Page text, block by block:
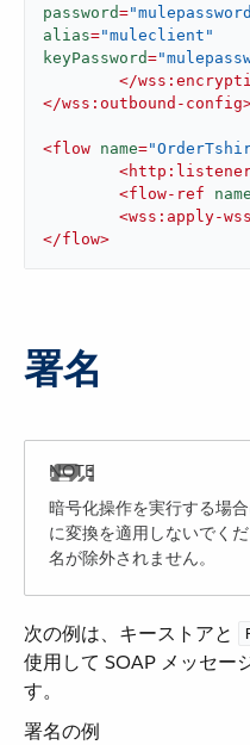
password=
alias="muleclient"
keyPassword=
</
</wss:outbound-config
<flow name=
<
<flow-ref name
<wss:apply-wss
</flow>
署名
暗号化操作を実行する場
に変換を適用しないでく
名が除外されません。
次の例は、キーストアと ​
使用して SOAP メッセー
す。
署名の例